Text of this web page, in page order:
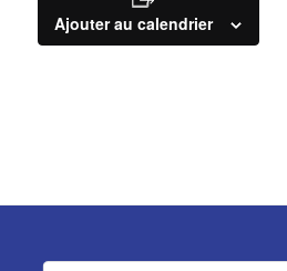
Ajouter au calendrier